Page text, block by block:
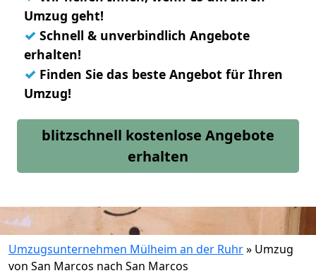
Umzug geht!
✓ Schnell & unverbindlich Angebote
erhalten!
✓ Finden Sie das beste Angebot für Ihren
Umzug!
blitzschnell kostenlose Angebote
erhalten
Umzugsunternehmen Mülheim an der Ruhr» Umzug
von San Marcos nach San Marcos